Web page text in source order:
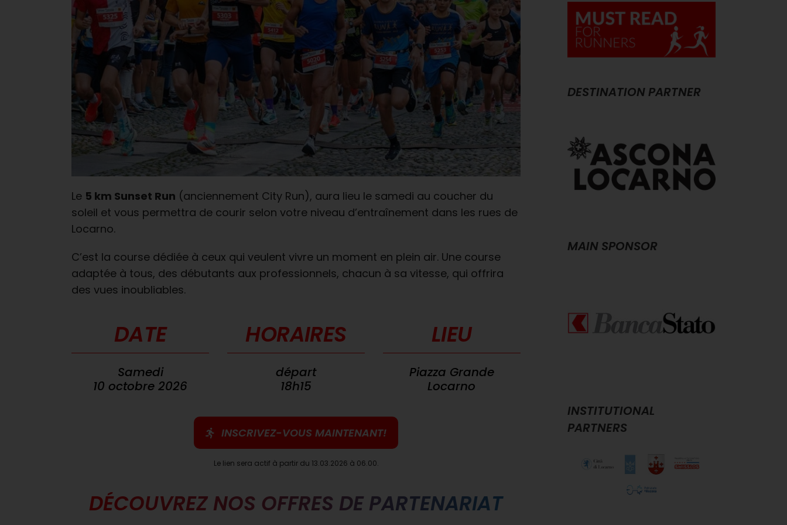
Le 5 km Sunset Run (anciennement City Run), aura lieu le samedi au coucher du
soleil et vous permettra de courir selon votre niveau d’entraînement dans les rues de
Locarno.
C’est la course dédiée à ceux qui veulent vivre un moment en plein air. Une course
adaptée à tous, des débutants aux professionnels, chacun à sa vitesse, qui offrira
des vues inoubliables.
DATE
Samedi
10 octobre 2026
HORAIRES
départ
18h15
LIEU
Piazza Grande
Locarno
INSCRIVEZ-VOUS MAINTENANT!
Le lien sera actif à partir du 13.03.2026 à 06.00.
DÉCOUVREZ NOS OFFRES DE PARTENARIAT
DESTINATION PARTNER
MAIN SPONSOR
INSTITUTIONAL
PARTNERS